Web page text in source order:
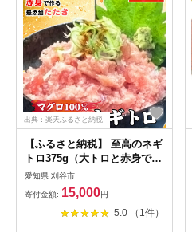
出典：楽天ふるさと納税
【ふるさと納税】 至高のネギ
トロ375g（大トロと赤身で作
る無添加たたき）マグロ
100％ ／ ネギトロ 無添加 マ
グロ100％ 植物油脂不使用 手
刻み 粗挽き 粒感 食べごたえ
愛知県 刈谷市
寄付金額: 15,000円
5.0 （1件）